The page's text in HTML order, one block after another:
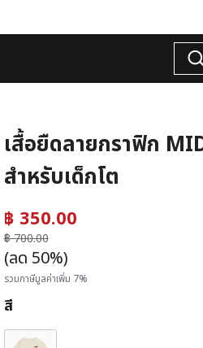
เสื้อยืดลายกราฟิก
สำหรับเด็กโต
฿ 350.00ราคาลดลงจาก
฿ 700.00
ถึง
(ลด 50%)
รวมภาษีมูลค่าเพิ่ม 7%
สี